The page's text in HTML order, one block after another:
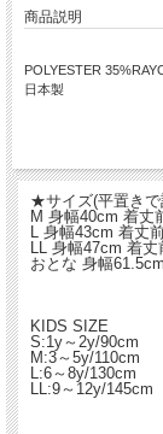
商品説明
POLYESTER
日本製
★サイズ(平置きで
M 身幅40cm 着丈
L 身幅43cm 着丈
LL 身幅47cm 着
おとな 身幅
KIDS SIZE
S:1y～2y/90cm
M:3～5y/110cm
L:6～8y/130cm
LL:9～12y/145cm